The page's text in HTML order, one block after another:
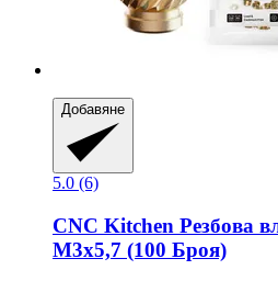
Добавяне
5.0 (6)
CNC Kitchen Резбова
M3x5,7 (100 Броя)